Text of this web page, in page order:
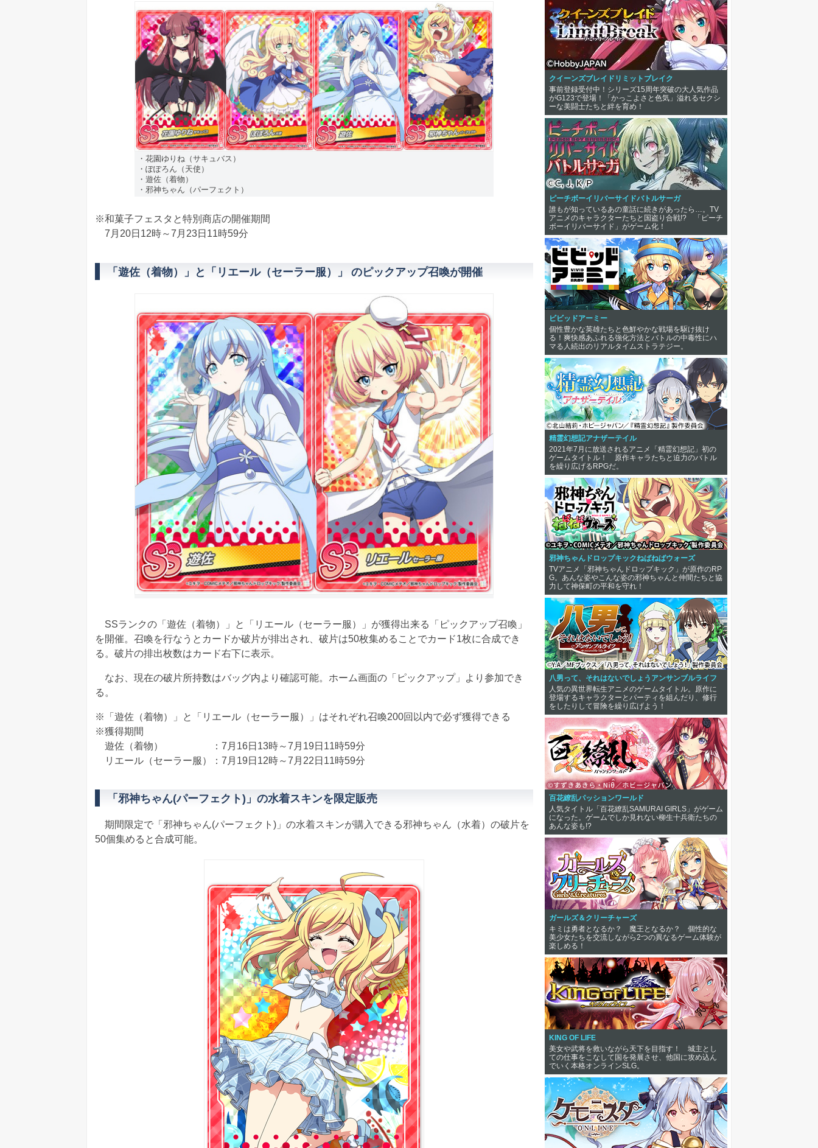
・花園ゆりね（サキュバス）
・ぽぽろん（天使）
・遊佐（着物）
・邪神ちゃん（パーフェクト）
※和菓子フェスタと特別商店の開催期間
7月20日12時～7月23日11時59分
「遊佐（着物）」と「リエール（セーラー服）」 のピックアップ召喚が開催
SSランクの「遊佐（着物）」と「リエール（セーラー服）」が獲得出来る「ピックアップ召喚」
を開催。召喚を行なうとカードか破片が排出され、破片は50枚集めることでカード1枚に合成でき
る。破片の排出枚数はカード右下に表示。
なお、現在の破片所持数はバッグ内より確認可能。ホーム画面の「ピックアップ」より参加でき
る。
※「遊佐（着物）」と「リエール（セーラー服）」はそれぞれ召喚200回以内で必ず獲得できる
※獲得期間
遊佐（着物） ：7月16日13時～7月19日11時59分
リエール（セーラー服）：7月19日12時～7月22日11時59分
「邪神ちゃん(パーフェクト)」の水着スキンを限定販売
期間限定で「邪神ちゃん(パーフェクト)」の水着スキンが購入できる邪神ちゃん（水着）の破片を
50個集めると合成可能。
クイーンズブレイドリミットブレイク
事前登録受付中！シリーズ15周年突破の大人気作品
がG123で登場！「かっこよさと色気」溢れるセクシ
ーな美闘士たちと絆を育め！
ピーチボーイリバーサイドバトルサーガ
誰もが知っているあの童話に続きがあったら…。TV
アニメのキャラクターたちと国盗り合戦!? 「ピーチ
ボーイリバーサイド」がゲーム化！
ビビッドアーミー
個性豊かな英雄たちと色鮮やかな戦場を駆け抜け
る！爽快感あふれる強化方法とバトルの中毒性にハ
マる人続出のリアルタイムストラテジー。
精霊幻想記アナザーテイル
2021年7月に放送されるアニメ「精霊幻想記」初の
ゲームタイトル！ 原作キャラたちと迫力のバトル
を繰り広げるRPGだ。
邪神ちゃんドロップキックねばねばウォーズ
TVアニメ「邪神ちゃんドロップキック」が原作のRP
G。あんな姿やこんな姿の邪神ちゃんと仲間たちと協
力して神保町の平和を守れ！
八男って、それはないでしょうアンサンブルライフ
人気の異世界転生アニメのゲームタイトル。原作に
登場するキャラクターとパーティを組んだり、修行
をしたりして冒険を繰り広げよう！
百花繚乱パッションワールド
人気タイトル「百花繚乱SAMURAI GIRLS」がゲーム
になった。ゲームでしか見れない柳生十兵衛たちの
あんな姿も!?
ガールズ＆クリーチャーズ
キミは勇者となるか？ 魔王となるか？ 個性的な
美少女たちを交流しながら2つの異なるゲーム体験が
楽しめる！
KING OF LIFE
美女や武将を救いながら天下を目指す！ 城主とし
ての仕事をこなして国を発展させ、他国に攻め込ん
でいく本格オンラインSLG。